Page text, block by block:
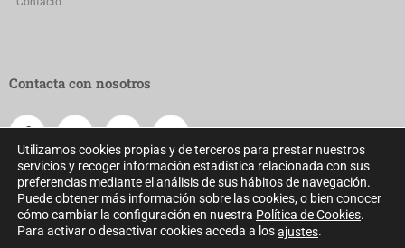
Contacta con nosotros
Utilizamos cookies propias y de terceros para prestar nuestros
servicios y recoger información estadística relacionada con sus
preferencias mediante el análisis de sus hábitos de navegación.
Puede obtener más información sobre las cookies, o bien conocer
cómo cambiar la configuración en nuestra Política de Cookies.
Para activar o desactivar cookies acceda a losajustes.